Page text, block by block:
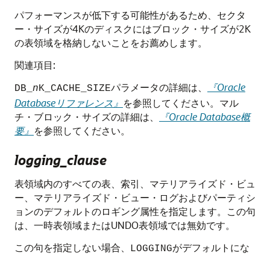
パフォーマンスが低下する可能性があるため、セクタ
ー・サイズが4Kのディスクにはブロック・サイズが2K
の表領域を格納しないことをお薦めします。
関連項目:
DB_ nK_CACHE_SIZEパラメータの詳細は、
『Oracle
Databaseリファレンス』 を参照してください。マル
チ・ブロック・サイズの詳細は、
『Oracle Database概
要』 を参照してください。
logging_clause
表領域内のすべての表、索引、マテリアライズド・ビュ
ー、マテリアライズド・ビュー・ログおよびパーティシ
ョンのデフォルトのロギング属性を指定します。この句
は、一時表領域またはUNDO表領域では無効です。
この句を指定しない場合、
LOGGINGがデフォルトにな